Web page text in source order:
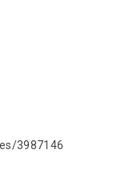
3987146